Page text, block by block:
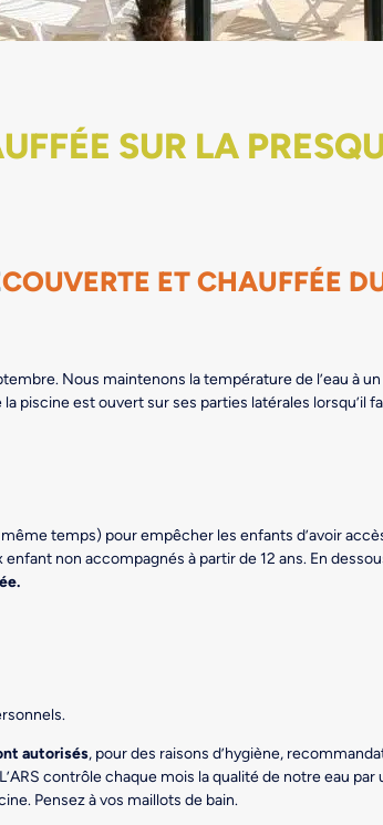
SUR LA
COUVERTE ET CHAUFFÉE
Nous maintenons la température de l’eau à
la piscine est ouvert sur ses parties latérales lorsqu’il
temps) pour empêcher les enfants d’avoir
non accompagnés à partir de 12 ans. En
autorisés, pour des raisons d’hygiène,
contrôle chaque mois la qualité de notre eau
Pensez à vos maillots de bain.